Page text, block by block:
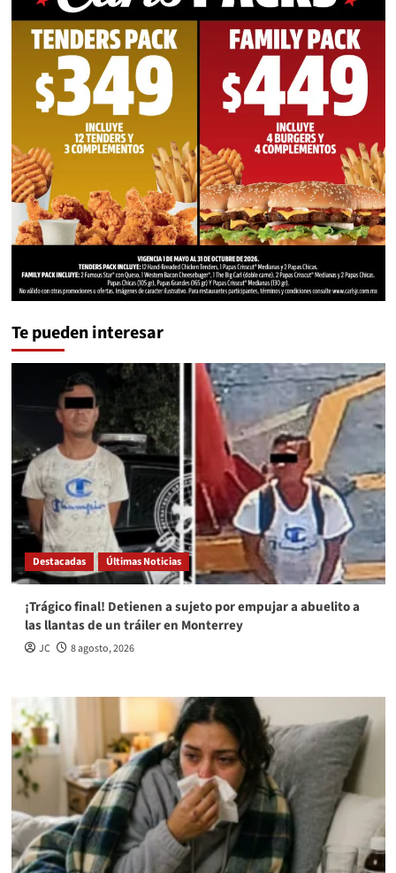
Te pueden interesar
Destacadas Últimas Noticias
¡Trágico final! Detienen a sujeto por empujar a abuelito a
las llantas de un tráiler en Monterrey
JC 8 agosto, 2026